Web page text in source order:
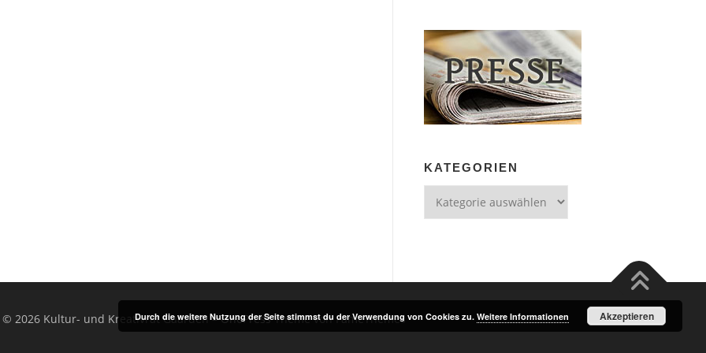
KATEGORIEN
© 2026 Kultur- und Kreativrat Gaarden–OnePressTheme von FameThemes
Durch die weitere Nutzung der Seite stimmst du der Verwendung von Cookies zu. Weitere Informationen Akzeptieren